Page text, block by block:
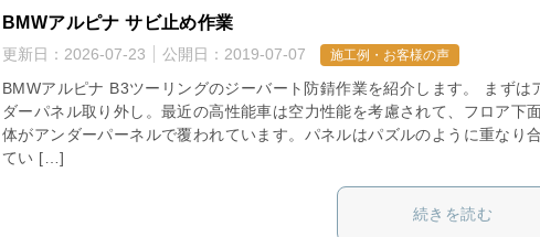
BMWアルピナ サビ止め作業
更新日： 2026-07-23 公開日： 2019-07-07 施工例・お客様の声
BMWアルピナ B3ツーリングのジーバート防錆作業を紹介します。 まずは
ダーパネル取り外し。最近の高性能車は空力性能を考慮されて、フロア下
体がアンダーパーネルで覆われています。パネルはパズルのように重なり
てい […]
続きを読む